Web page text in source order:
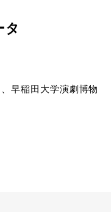
早稲田大学演劇博物